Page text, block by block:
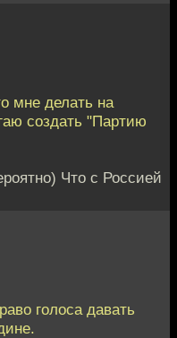
мне делать на
создать "Партию
Что с Россией
голоса давать